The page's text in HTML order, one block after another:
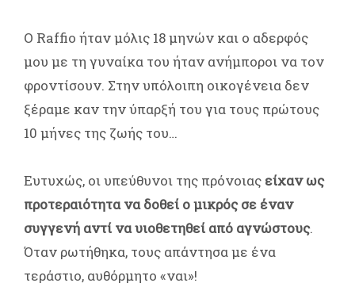
Ο Raffio ήταν μόλις 18 μηνών και ο αδερφός
μου με τη γυναίκα του ήταν ανήμποροι να τον
φροντίσουν. Στην υπόλοιπη οικογένεια δεν
ξέραμε καν την ύπαρξή του για τους πρώτους
10 μήνες της ζωής του…
Ευτυχώς, οι υπεύθυνοι της πρόνοιας είχαν ως
προτεραιότητα να δοθεί ο μικρός σε έναν
συγγενή αντί να υιοθετηθεί από αγνώστους.
Όταν ρωτήθηκα, τους απάντησα με ένα
τεράστιο, αυθόρμητο «ναι»!